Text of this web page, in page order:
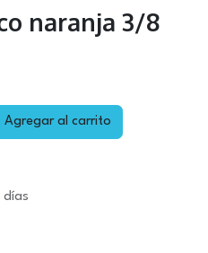
naranja 3/8
Agregar al carrito
días